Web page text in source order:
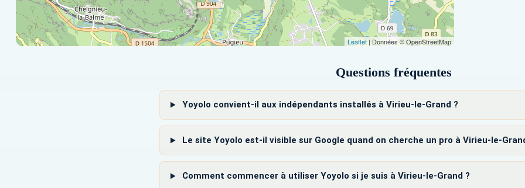
Leaflet| Données © OpenStreetMap
Questions fréquentes
Yoyolo convient-il aux indépendants installés à Virieu-le-Grand ?
Le site Yoyolo est-il visible sur Google quand on cherche un pro à Virieu-le-
Comment commencer à utiliser Yoyolo si je suis à Virieu-le-Grand ?